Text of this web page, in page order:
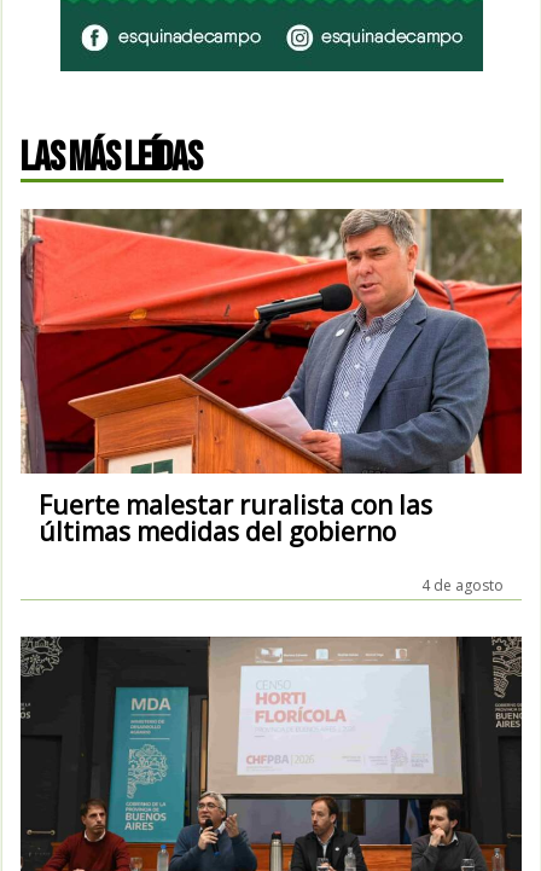
LAS MÁS LEÍDAS
Fuerte malestar ruralista con las
últimas medidas del gobierno
4 de agosto